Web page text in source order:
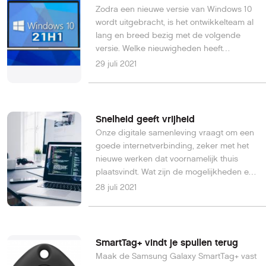
Zodra een nieuwe versie van Windows 10
wordt uitgebracht, is het ontwikkelteam al
lang en breed bezig met de volgende
versie. Welke nieuwigheden heeft
Windows 21H1 (en de versie daarna) voor
29 juli 2021
Snelheid geeft vrijheid
Onze digitale samenleving vraagt om een
goede internetverbinding, zeker met het
nieuwe werken dat voornamelijk thuis
plaatsvindt. Wat zijn de mogelijkheden en
waar heb jij zelf het meeste aan?
28 juli 2021
SmartTag+ vindt je spullen terug
Maak de Samsung Galaxy SmartTag+ vast